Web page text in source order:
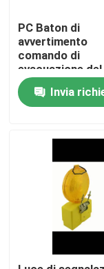
Prodotti
Circa noi
Giro della
PC Baton di
avvertimento
comando di
evacuazione del
traffico nelle
densamente
Invia